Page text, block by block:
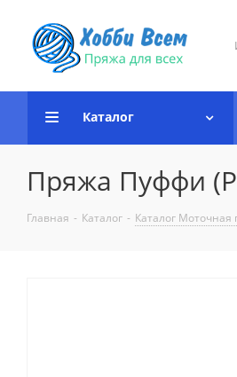
Каталог
Пряжа Пуффи
Главная - Каталог - Каталог Моточная